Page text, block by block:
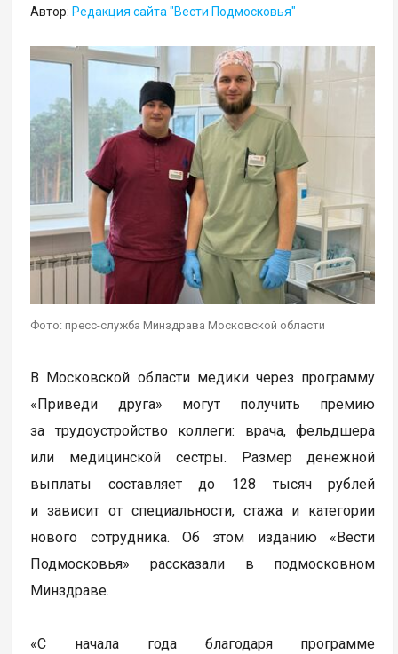
Автор: Редакция сайта "Вести Подмосковья"
Фото: пресс-служба Минздрава Московской области
В Московской области медики через программу
«Приведи друга» могут получить премию
за трудоустройство коллеги: врача, фельдшера
или медицинской сестры. Размер денежной
выплаты составляет до 128 тысяч рублей
и зависит от специальности, стажа и категории
нового сотрудника. Об этом изданию «Вести
Подмосковья» рассказали в подмосковном
Минздраве.
«С начала года благодаря программе